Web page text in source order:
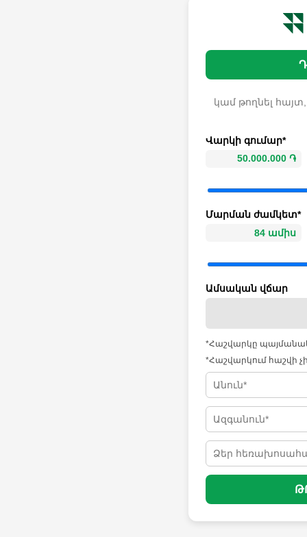
կամ թողնել
Վարկի գումար*
Մարման ժամկետ*
Ամսական վճար
*Հաշվարկը
*Հաշվարկում հաշվի